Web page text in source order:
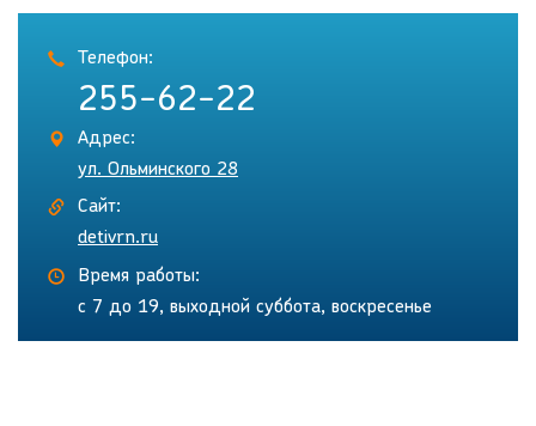
Телефон:
255-62-22
Адрес:
ул. Ольминского 28
Сайт:
detivrn.ru
Время работы:
с 7 до 19, выходной суббота, воскресенье